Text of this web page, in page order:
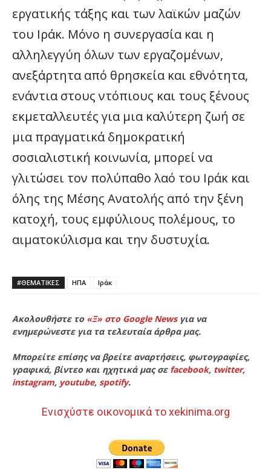
εργατικής τάξης και των λαϊκών μαζών
του Ιράκ. Μόνο η συνεργασία και η
αλληλεγγύη όλων των εργαζομένων,
ανεξάρτητα από θρησκεία και εθνότητα,
ενάντια στους ντόπιους και τους ξένους
εκμεταλλευτές για μια καλύτερη ζωή σε
μια πραγματικά δημοκρατική
σοσιαλιστική κοινωνία, μπορεί να
γλιτώσει τον πολύπαθο λαό του Ιράκ και
όλης της Μέσης Ανατολής από την ξένη
κατοχή, τους εμφύλιους πολέμους, το
αιματοκύλισμα και την δυστυχία.
#ΘΕΜΑΤΙΚΈΣ ΗΠΑ Ιράκ
Ακολουθήστε το «Ξ» στο Google Newsγια να
ενημερώνεστε για τα τελευταία άρθρα μας.
Μπορείτε επίσης να βρείτε αναρτήσεις, φωτογραφίες,
γραφικά, βίντεο και ηχητικά μας σε facebook, twitter,
instagram, youtube, spotify.
Ενισχύστε οικονομικά το xekinima.org